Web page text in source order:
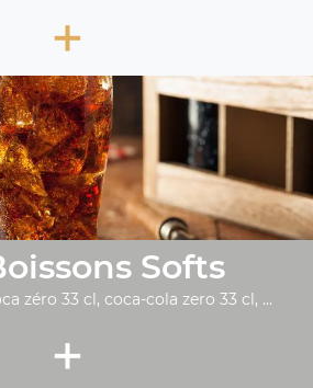
+
Softs
zéro 33 cl, coca-cola zero 33 cl, ...
+